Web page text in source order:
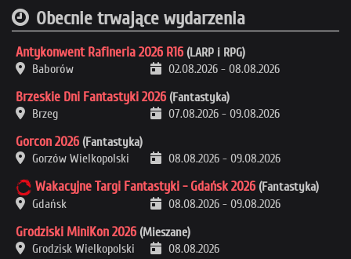
Obecnie trwające wydarzenia
Antykonwent Rafineria 2026 R16 (LARP i RPG)
Baborów
02.08.2026 - 08.08.2026
Brzeskie Dni Fantastyki 2026 (Fantastyka)
Brzeg
07.08.2026 - 09.08.2026
Gorcon 2026 (Fantastyka)
Gorzów Wielkopolski
08.08.2026 - 09.08.2026
Wakacyjne Targi Fantastyki - Gdańsk 2026 (Fantastyka)
Gdańsk
08.08.2026 - 09.08.2026
Grodziski MiniKon 2026 (Mieszane)
Grodzisk Wielkopolski
08.08.2026